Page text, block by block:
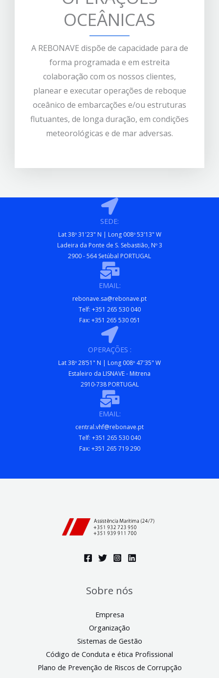
OCEÂNICAS
A REBONAVE dispõe de capacidade para de
forma programada e em estreita
colaboração com os nossos clientes,
planear e executar operações de reboque
oceânico de embarcações e/ou estruturas
flutuantes, de longa duração, em condições
meteorológicas e de mar adversas.
SEDE:
Lat 38º 31'23" N | Long 008º 53'13" W
Ladeira da Ponte de S. Sebastião, Nº 3
2900 - 564 Setúbal PORTUGAL
EMAIL:
rebonave.sa@rebonave.pt
Telf: +351 265 530 040
Fax: +351 265 530 051
OPERAÇÕES :
Lat 38º 28’51" N | Long 008º 47'35" W
Estaleiro da LISNAVE - Mitrena
2910-738 PORTUGAL
EMAIL:
central.vhf@rebonave.pt
Telf: +351 265 530 040
Fax: +351 265 719 290
Sobre nós
Empresa
Organização
Sistemas de Gestão
Código de Conduta e ética Profissional
Plano de Prevenção de Riscos de Corrupção